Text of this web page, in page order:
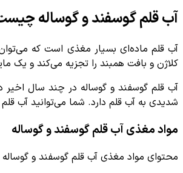
آب قلم گوسفند و گوساله
آب قلم ماده‌ای بسیار مغذی است که
کلاژن و بافت همبند را تجزیه می‌کند و یک
آب قلم گوسفند و گوساله در چند سال اخیر
شدیدی به آب قلم دارد. شما می‌توانید آب
مواد مغذی آب قلم گوسفند و گوساله
محتوای مواد مغذی آب قلم گوسفند و